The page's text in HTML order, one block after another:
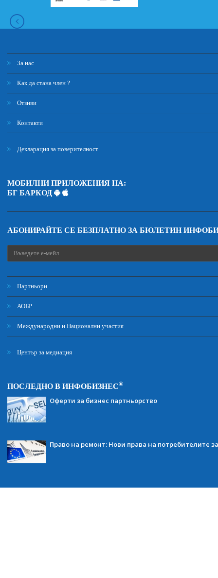
За нас
Как да стана член ?
Отзиви
Контакти
Декларация за поверителност
МОБИЛНИ ПРИЛОЖЕНИЯ НА:
БГ БАРКОД
АБОНИРАЙТЕ СЕ БЕЗПЛАТНО ЗА БЮЛЕТИН
Партньори
АОБР
Международни и Национални участия
Център за медиация
ПОСЛЕДНО В ИНФОБИЗНЕС®
Оферти за бизнес партньорство
Право на ремонт: Нови права на потребителите